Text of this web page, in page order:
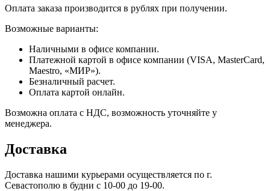
Оплата заказа производится в рублях при получении.
Возможные варианты:
Наличными в офисе компании.
Платежной картой в офисе компании (VISA, MasterCard,
Maestro, «МИР»).
Безналичный расчет.
Оплата картой онлайн.
Возможна оплата с НДС, возможность уточняйте у
менеджера.
Доставка
Доставка нашими курьерами осуществляется по г.
Севастополю в будни с 10-00 до 19-00.